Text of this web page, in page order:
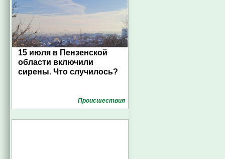
15 июля в Пензенской
области включили
сирены. Что случилось?
Проиcшествия